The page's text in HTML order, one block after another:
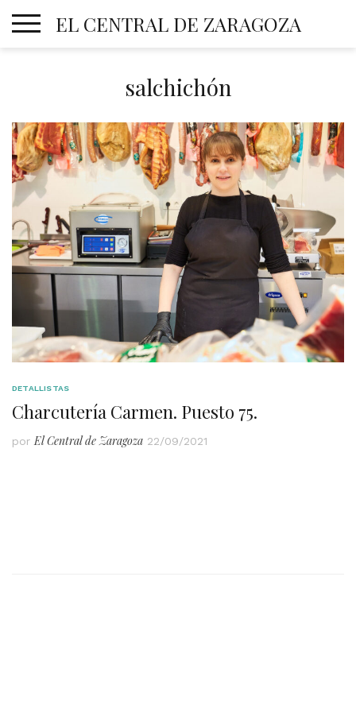
EL CENTRAL DE ZARAGOZA
salchichón
DETALLISTAS
Charcutería Carmen. Puesto 75.
por El Central de Zaragoza 22/09/2021